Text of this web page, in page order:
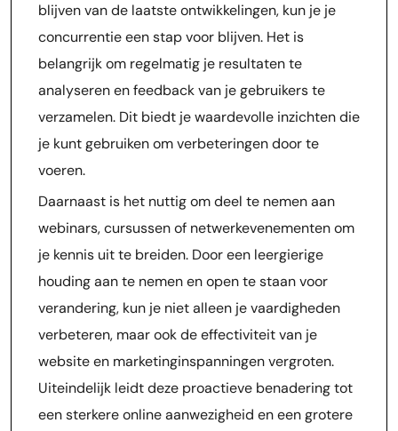
blijven van de laatste ontwikkelingen, kun je je
concurrentie een stap voor blijven. Het is
belangrijk om regelmatig je resultaten te
analyseren en feedback van je gebruikers te
verzamelen. Dit biedt je waardevolle inzichten die
je kunt gebruiken om verbeteringen door te
voeren.
Daarnaast is het nuttig om deel te nemen aan
webinars, cursussen of netwerkevenementen om
je kennis uit te breiden. Door een leergierige
houding aan te nemen en open te staan voor
verandering, kun je niet alleen je vaardigheden
verbeteren, maar ook de effectiviteit van je
website en marketinginspanningen vergroten.
Uiteindelijk leidt deze proactieve benadering tot
een sterkere online aanwezigheid en een grotere